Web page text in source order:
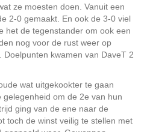
ze moesten doen. Vanuit een
2-0 gemaakt. En ook de 3-0 viel
het de tegenstander om ook een
nog voor de rust weer op
kwamen van DaveT 2
wat uitgekookter te gaan
om de 2e van hun
ging van de ene naar de
toch de winst veilig te stellen met